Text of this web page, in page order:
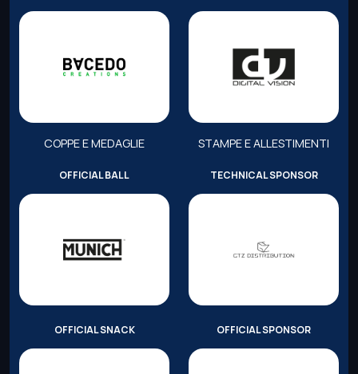
COPPE E MEDAGLIE STAMPE E ALLESTIMENTI
OFFICIAL BALL TECHNICAL SPONSOR
OFFICIAL SNACK OFFICIAL SPONSOR